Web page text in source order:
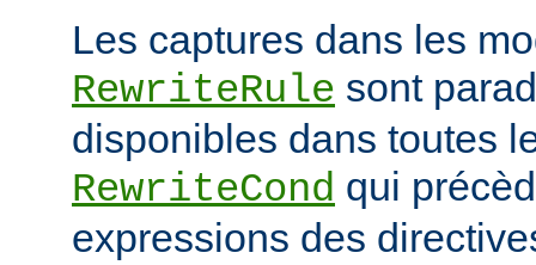
Les captures dans les
RewriteRule sont
disponibles dans toutes
RewriteCond qui
expressions des